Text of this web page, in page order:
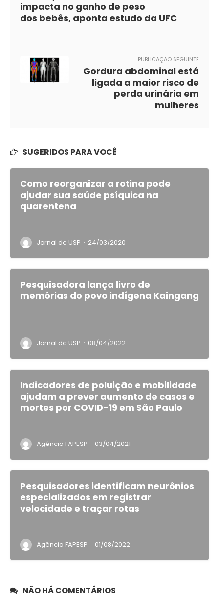
impacta no ganho de peso
dos bebês, aponta estudo da UFC
PUBLICAÇÃO SEGUINTE
Gordura abdominal está
ligada a maior risco de
perda urinária em
mulheres
SUGERIDOS PARA VOCÊ
Como reorganizar a rotina pode
ajudar sua saúde psíquica na
quarentena
Jornal da USP · 24/03/2020
Pesquisadora lança livro de
memórias do povo indígena Kaingang
Jornal da USP · 08/04/2022
Indicadores de poluição e mobilidade
ajudam a prever aumento de casos e
mortes por COVID-19 em São Paulo
Agência FAPESP · 03/04/2021
Pesquisadores identificam neurônios
especializados em registrar
velocidade e traçar rotas
Agência FAPESP · 01/08/2022
NÃO HÁ COMENTÁRIOS